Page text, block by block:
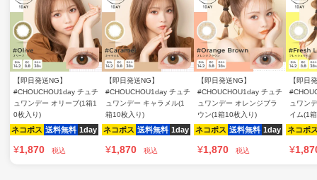
【即日発送NG】
#CHOUCHOU1day チュチ
ュワンデー オリーブ(1箱1
0枚入り)
ネコポス 送料無料 1day
¥1,870 税込
【即日発送NG】
#CHOUCHOU1day チュチ
ュワンデー キャラメル(1
箱10枚入り)
ネコポス 送料無料 1day
¥1,870 税込
【即日発送NG】
#CHOUCHOU1day チュチ
ュワンデー オレンジブラ
ウン(1箱10枚入り)
ネコポス 送料無料 1day
¥1,870 税込
【即日
ュワン
イム(1
ネコポ
¥